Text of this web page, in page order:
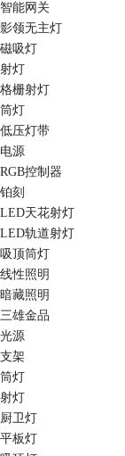
智能网关
影领无主灯
磁吸灯
射灯
格栅射灯
筒灯
低压灯带
电源
RGB控制器
铂刻
LED天花射灯
LED轨道射灯
吸顶筒灯
线性照明
暗藏照明
三雄金品
光源
支架
筒灯
射灯
厨卫灯
平板灯